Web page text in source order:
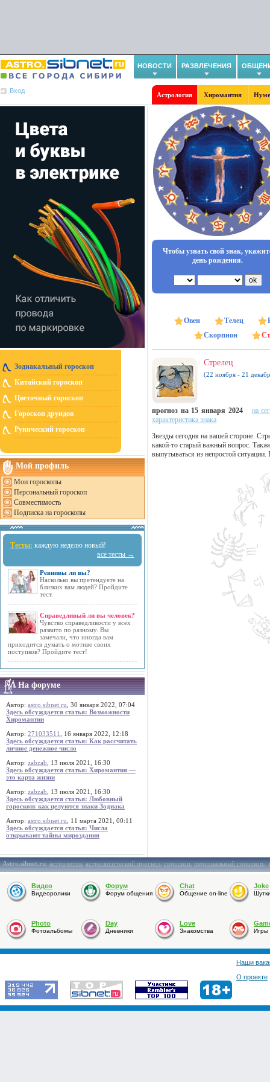
НОВОСТИ РАЗВЛЕЧЕНИЯ
Вход
Астрология Хиромантия
Зодиакальный гороскоп
Китайский гороскоп
Цветочный гороскоп
Гороскоп друидов
Рунический гороскоп
Мой профиль
Мои гороскопы
Персональный гороскоп
Совместимость
Подписка на гороскопы
Тесты: каждую неделю новый!
все тесты →
Ревнивы ли вы?
Насколько вы претендуете на
близких вам людей? Пройдите
тест.
Справедливый ли вы человек?
Чувство справедливости у всех
развито по разному. Вы
замечали, что иногда вам
приходится думать о мотиве своих
поступков? Пройдите тест!
На форуме
Автор: astro.sibnet.ru , 30 января 2022, 07:04
Здесь обсуждается статья: Возможности
Хиромантии
Автор: 271033511
, 16 января 2022, 12:18
Здесь обсуждается статья: Как рассчитать
личное денежное число
Автор: zabzab , 13 июля 2021, 16:30
Здесь обсуждается статья: Хиромантия —
это карта жизни
Автор: zabzab , 13 июля 2021, 16:30
Здесь обсуждается статья: Любовный
гороскоп: как целуются знаки Зодиака
Автор: astro.sibnet.ru , 11 марта 2021, 00:11
Здесь обсуждается статья: Числа
открывают тайны мироздания
Чтобы узнать свой знак,
день рождения.
Овен Телец
Скорпион
Стрелец
(22 ноября - 21
прогноз на 15 января 2024
на
характеристика знака
Звезды сегодня на вашей стороне.
какой-то старый важный вопрос.
выпутываться из непростой
Astro.sibnet.ru:астрология,астрологический прогноз,гороскоп,персональный гороскоп,
Видео
Видеоролики
Форум
Форум общения
Chat
Общение on-line
Joke
Photo
Фотоальбомы
Day
Дневники
Love
Знакомства Игры
Наши
О проекте